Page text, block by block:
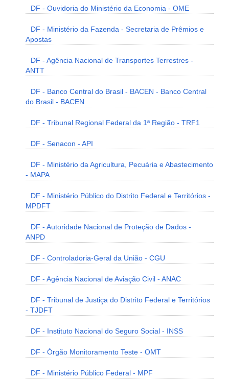
DF - Ouvidoria do Ministério da Economia - OME
DF - Ministério da Fazenda - Secretaria de Prêmios e
Apostas
DF - Agência Nacional de Transportes Terrestres -
ANTT
DF - Banco Central do Brasil - BACEN - Banco Central
do Brasil - BACEN
DF - Tribunal Regional Federal da 1ª Região - TRF1
DF - Senacon - API
DF - Ministério da Agricultura, Pecuária e Abastecimento
- MAPA
DF - Ministério Público do Distrito Federal e Territórios -
MPDFT
DF - Autoridade Nacional de Proteção de Dados -
ANPD
DF - Controladoria-Geral da União - CGU
DF - Agência Nacional de Aviação Civil - ANAC
DF - Tribunal de Justiça do Distrito Federal e Territórios
- TJDFT
DF - Instituto Nacional do Seguro Social - INSS
DF - Órgão Monitoramento Teste - OMT
DF - Ministério Público Federal - MPF